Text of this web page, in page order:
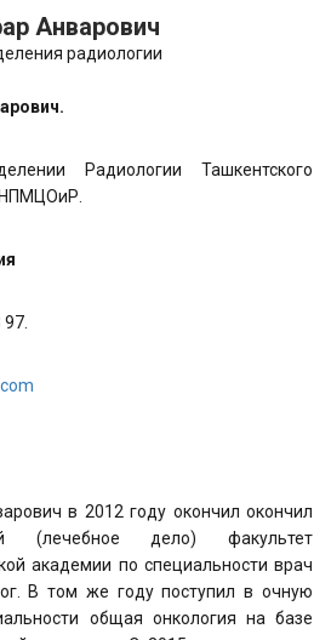
Анварович
радиологии
Радиологии Ташкентского
РСНПМЦОиР.
в 2012 году окончил окончил
(лечебное дело) факультет
академии по специальности врач
В том же году поступил в очную
общая онкология на базе